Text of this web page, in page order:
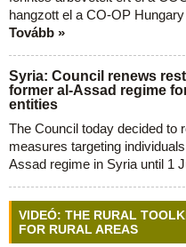
hangzott el a CO-OP
Tovább »
Syria: Council renews
former al-Assad regime
entities
The Council today decided to
measures targeting
Assad regime in Syria until 1
VIDEÓ: THE RURAL
FOR RURAL AREAS